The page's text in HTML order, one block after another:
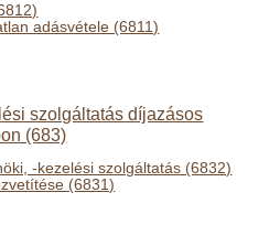
adásvétele (6811)
szolgáltatás díjazásos
(683)
-kezelési szolgáltatás (6832)
(6831)